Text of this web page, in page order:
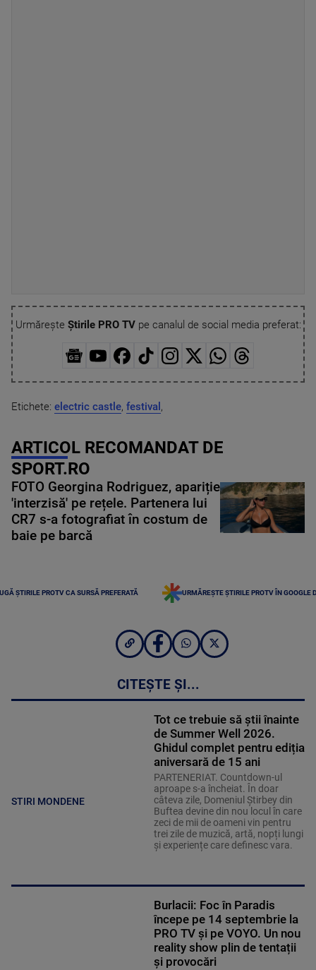
Urmărește Știrile PRO TVpe canalul de social media preferat:
Etichete: electric castle, festival ,
ARTICOL RECOMANDAT DE
SPORT.RO
FOTO Georgina Rodriguez, apariție
'interzisă' pe rețele. Partenera lui
CR7 s-a fotografiat în costum de
baie pe barcă
ȘTIRILE PROTV CA SURSĂ PREFERATĂ URMĂREȘTE ȘTIRILE PROTV ÎN GOOGLE
CITEȘTE ȘI...
STIRI MONDENE
Tot ce trebuie să știi înainte
de Summer Well 2026.
Ghidul complet pentru ediția
aniversară de 15 ani
PARTENERIAT. Countdown-ul
aproape s-a încheiat. În doar
câteva zile, Domeniul Știrbey din
Buftea devine din nou locul în care
zeci de mii de oameni vin pentru
trei zile de muzică, artă, nopți lungi
și experiențe care definesc vara.
Burlacii: Foc în Paradis
începe pe 14 septembrie la
PRO TV și pe VOYO. Un nou
reality show plin de tentații
și provocări